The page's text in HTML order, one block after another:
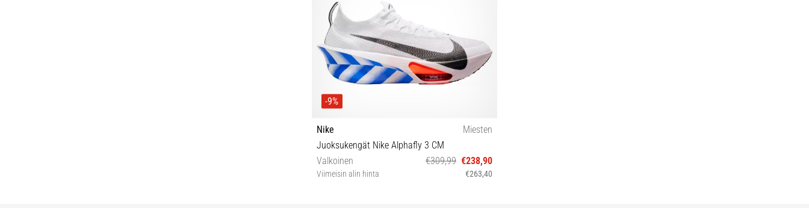
-9%
Nike
Miesten
Juoksukengät Nike Alphafly 3 CM
Valkoinen
€309,99 €238,90
Viimeisin alin hinta €263,40